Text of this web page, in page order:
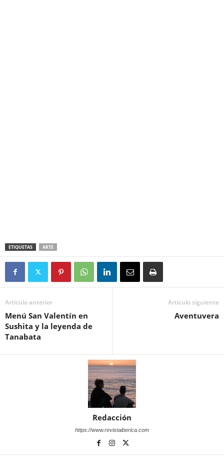
ETIQUETAS ARTE
Artículo anterior
Menú San Valentín en
Sushita y la leyenda de
Tanabata
Artículo siguiente
Aventuvera
Redacción
https://www.revistaiberica.com